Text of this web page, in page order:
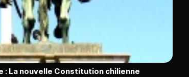
La nouvelle Constitution chilienne